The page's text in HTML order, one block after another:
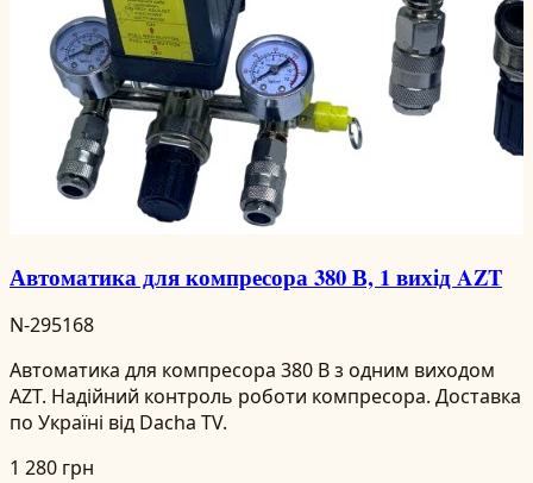
Автоматика для компресора 380 В, 1 вихід AZT
N-295168
Автоматика для компресора 380 В з одним виходом
AZT. Надійний контроль роботи компресора. Доставка
по Україні від Dacha TV.
1 280 грн